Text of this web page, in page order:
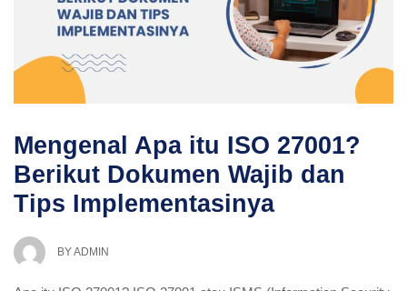
Mengenal Apa itu ISO 27001?
Berikut Dokumen Wajib dan
Tips Implementasinya
BYADMIN